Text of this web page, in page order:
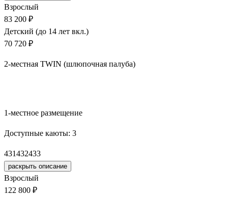
Взрослый
83 200 ₽
Детский (до 14 лет вкл.)
70 720 ₽
2-местная TWIN (шлюпочная палуба)
1-местное размещение
Доступные каюты: 3
431432433
раскрыть описание
Взрослый
122 800 ₽